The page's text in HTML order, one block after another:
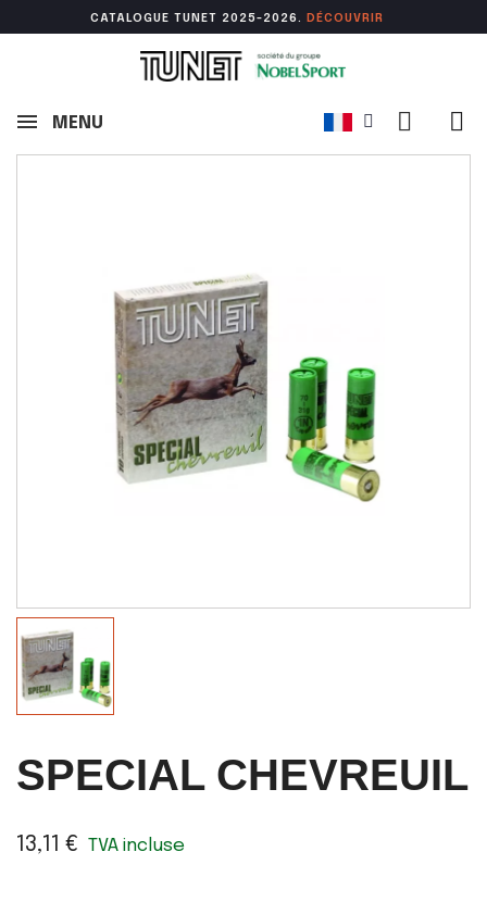
CATALOGUE TUNET 2025-2026. DÉCOUVR IR
MENU
SPECIAL CHEVREUIL
13,11 € TVA incluse